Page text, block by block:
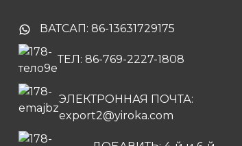
ВАТСАП: 86-13631729175
ТЕЛ: 86-769-2227-1808
ЭЛЕКТРОННАЯ ПОЧТА:
export2@yiroka.com